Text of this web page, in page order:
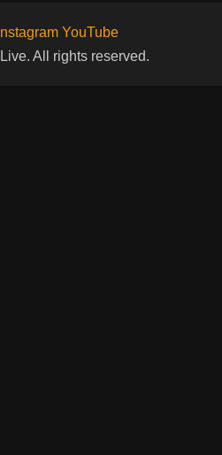
Instagram YouTube
All rights reserved.